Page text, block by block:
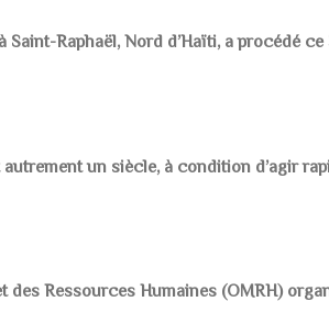
Raphaël, Nord d’Haïti, a procédé ce
un siècle, à condition d’agir
Ressources Humaines (OMRH)